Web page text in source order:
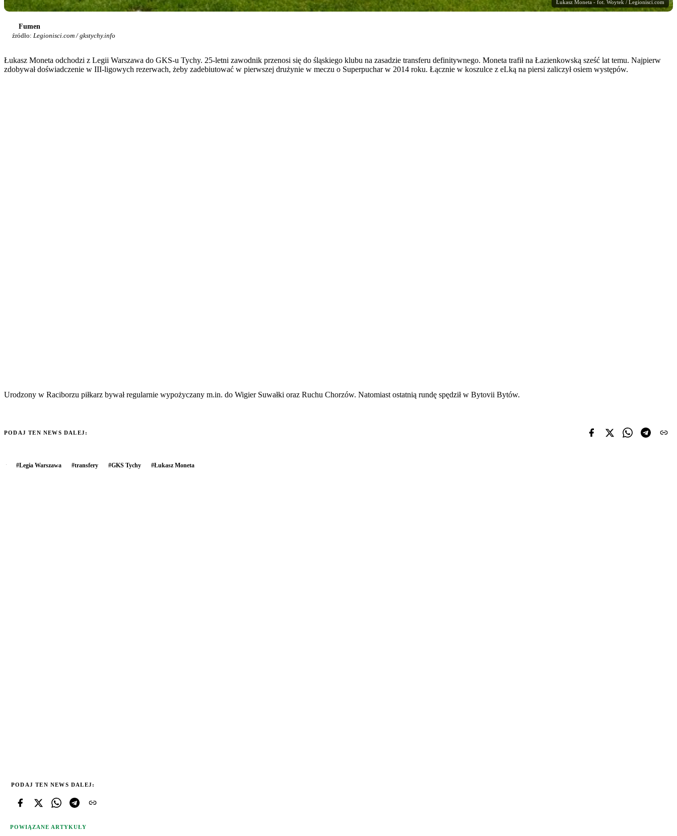
Łukasz Moneta - fot. Woytek / Legionisci.com
Fumen
źródło: Legionisci.com / gkstychy.info
Łukasz Moneta odchodzi z Legii Warszawa do GKS-u Tychy. 25-letni zawodnik przenosi się do śląskiego klubu na zasadzie transferu definitywnego. Moneta trafił na Łazienkowską sześć lat temu. Najpierw
zdobywał doświadczenie w III-ligowych rezerwach, żeby zadebiutować w pierwszej drużynie w meczu o Superpuchar w 2014 roku. Łącznie w koszulce z eLką na piersi zaliczył osiem występów.
Urodzony w Raciborzu piłkarz bywał regularnie wypożyczany m.in. do Wigier Suwałki oraz Ruchu Chorzów. Natomiast ostatnią rundę spędził w Bytovii Bytów.
PODAJ TEN NEWS DALEJ:
#Legia Warszawa #transfery #GKS Tychy #Łukasz Moneta
PODAJ TEN NEWS DALEJ:
POWIĄZANE ARTYKUŁY